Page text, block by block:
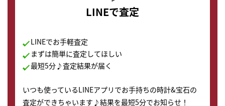
LINEで査定
LINEでお手軽査定
まずは簡単に査定してほしい
最短5分♪査定結果が届く
いつも使っているLINEアプリでお手持ちの時計&宝石の
査定ができちゃいます♪結果を最短5分でお知らせ！